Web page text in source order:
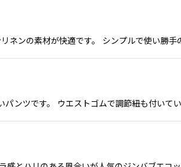
ンの素材が快適です。 シンプルで使い勝
パンツです。 ウエストゴムで調節紐も付い